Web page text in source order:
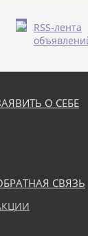
RSS-лента
О СЕБЕ
СВЯЗЬ